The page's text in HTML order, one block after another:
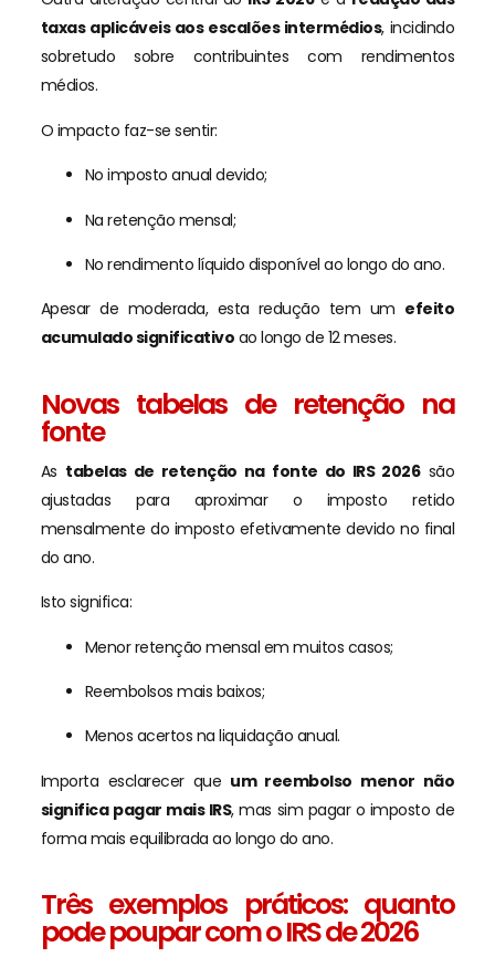
taxas aplicáveis aos escalões intermédios, incidindo
sobretudo sobre contribuintes com rendimentos
médios.
O impacto faz-se sentir:
No imposto anual devido;
Na retenção mensal;
No rendimento líquido disponível ao longo do ano.
Apesar de moderada, esta redução tem um efeito
acumulado significativo ao longo de 12 meses.
Novas tabelas de retenção na
fonte
As tabelas de retenção na fonte do IRS 2026são
ajustadas para aproximar o imposto retido
mensalmente do imposto efetivamente devido no final
do ano.
Isto significa:
Menor retenção mensal em muitos casos;
Reembolsos mais baixos;
Menos acertos na liquidação anual.
Importa esclarecer que um reembolso menor não
significa pagar mais IRS, mas sim pagar o imposto de
forma mais equilibrada ao longo do ano.
Três exemplos práticos: quanto
pode poupar com o IRS de 2026